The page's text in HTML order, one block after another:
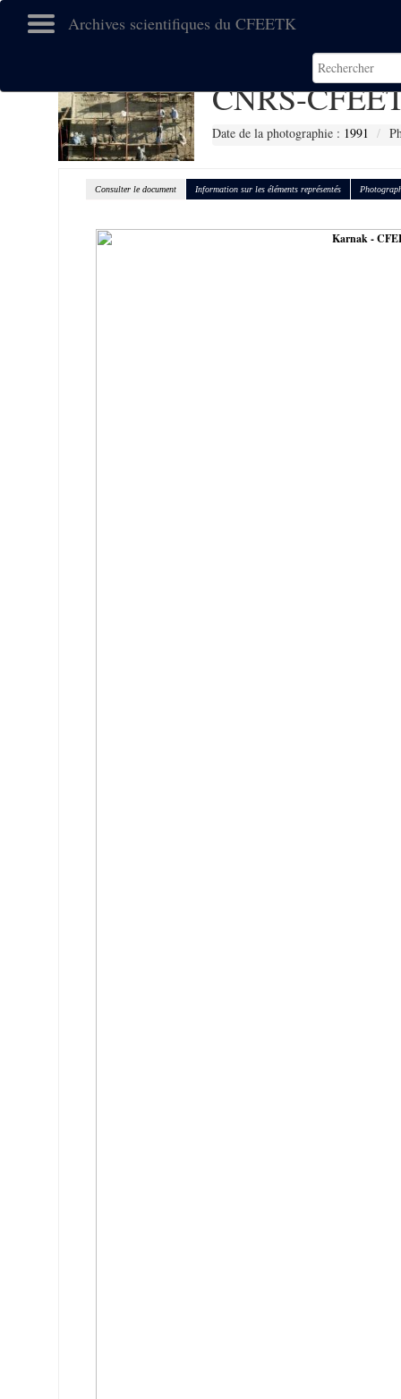
Archives scientifiques du CFEETK
CNRS-
Date de la photographie : 1991
Consulter le document Information sur les éléments représentés